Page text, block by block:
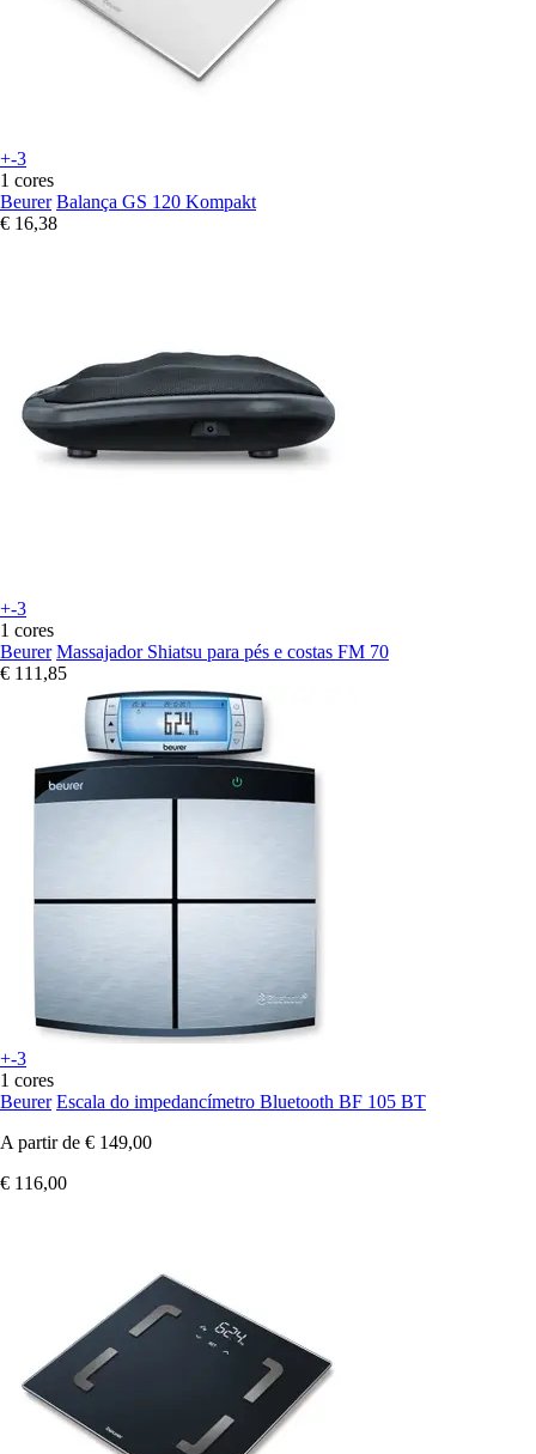
+-3
1 cores
Beurer Balança GS 120 Kompakt
€ 16,38
+-3
1 cores
Beurer Massajador Shiatsu para pés e costas FM 70
€ 111,85
+-3
1 cores
Beurer Escala do impedancímetro Bluetooth BF 105 BT
A partir de € 149,00
€ 116,00